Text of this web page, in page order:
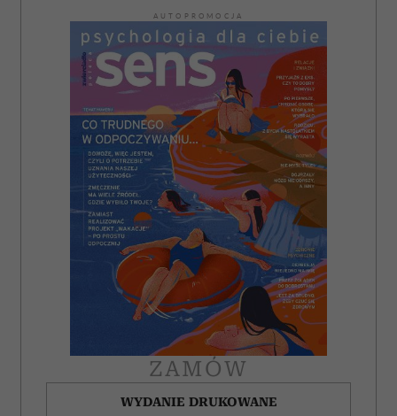
AUTOPROMOCJA
ZAMÓW
WYDANIE DRUKOWANE